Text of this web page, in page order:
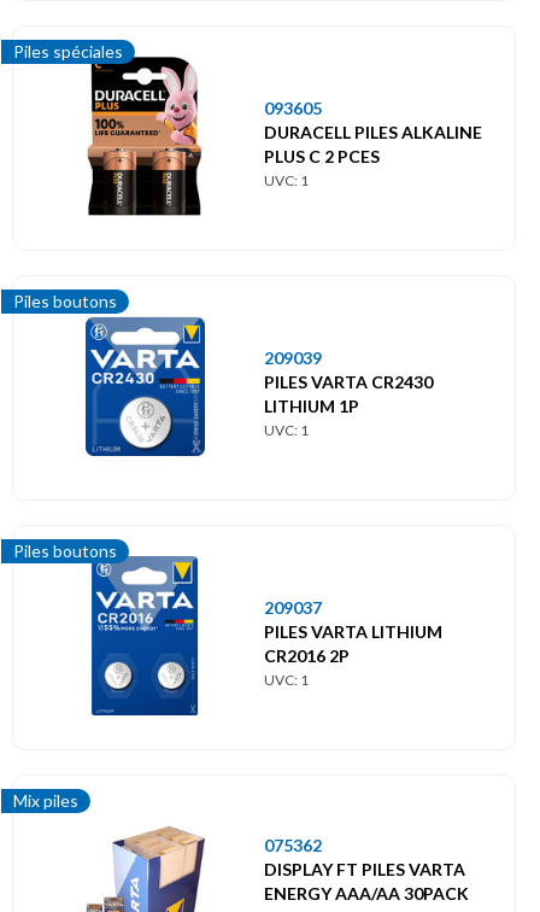
Piles spéciales
093605
DURACELL PILES ALKALINE
PLUS C 2 PCES
UVC: 1
Piles boutons
209039
PILES VARTA CR2430
LITHIUM 1P
UVC: 1
Piles boutons
209037
PILES VARTA LITHIUM
CR2016 2P
UVC: 1
Mix piles
075362
DISPLAY FT PILES VARTA
ENERGY AAA/AA 30PACK